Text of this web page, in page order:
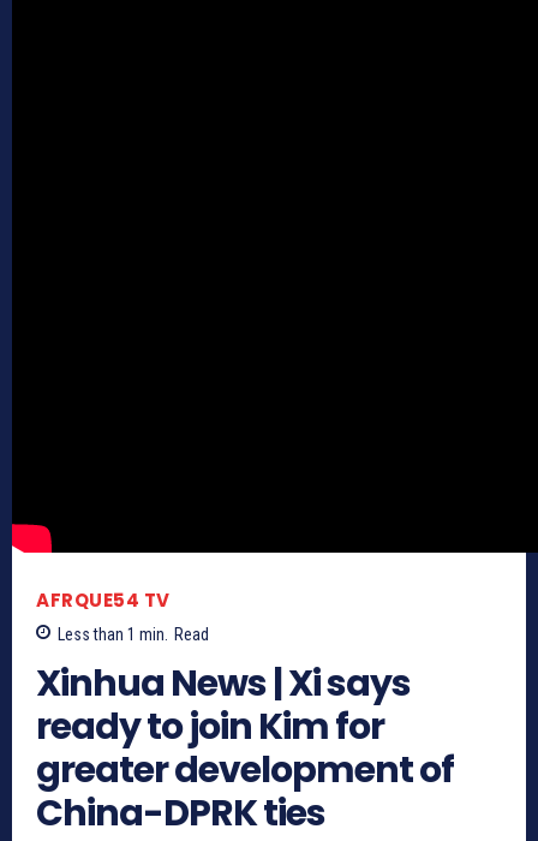
AFRQUE54 TV
Less than 1 min. Read
Xinhua News | Xi says
ready to join Kim for
greater development of
China-DPRK ties